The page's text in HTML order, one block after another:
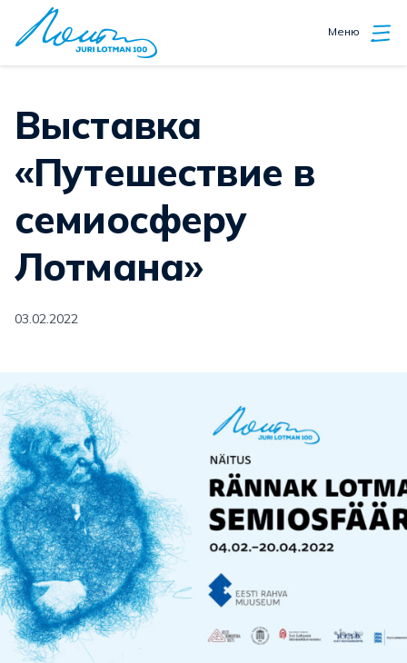
Меню
Выставка
«Путешествие в
семиосферу
Лотмана»
03.02.2022